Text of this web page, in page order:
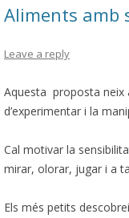
Aliments amb
Leave a reply
Aquesta proposta neix
d’experimentar i la
Cal motivar la
mirar, olorar, jugar i a
Els més petits